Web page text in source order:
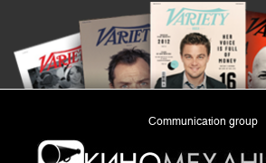
Communication group
«Planeta Inform»